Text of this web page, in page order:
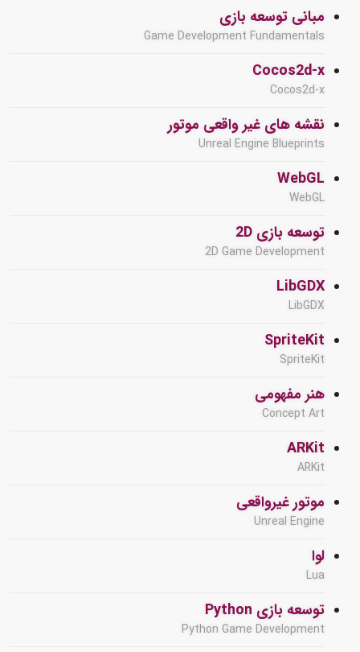
مبانی توسعه بازی
Game Development Fundamentals
Cocos2d-x
Cocos2d-x
نقشه های غیر واقعی موتور
Unreal Engine Blueprints
WebGL
WebGL
توسعه بازی 2D
2D Game Development
LibGDX
LibGDX
SpriteKit
SpriteKit
هنر مفهومی
Concept Art
ARKit
ARKit
موتور غیرواقعی
Unreal Engine
لوا
Lua
توسعه بازی Python
Python Game Development